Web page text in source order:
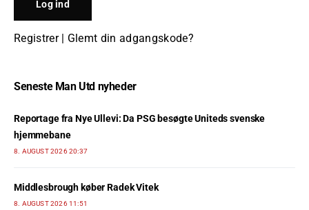
Registrer| Glemt din adgangskode?
Seneste Man Utd nyheder
Reportage fra Nye Ullevi: Da PSG besøgte Uniteds svenske
hjemmebane
8. AUGUST 2026 20:37
Middlesbrough køber Radek Vitek
8. AUGUST 2026 11:51